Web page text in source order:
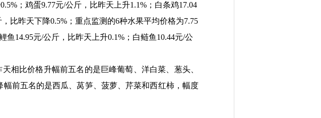
；鸡蛋9.77元/公斤，比昨天上升1.1%；白条鸡17.04
比昨天下降0.5%；重点监测的6种水果平均价格为7.75
鱼14.95元/公斤，比昨天上升0.1%；白鲢鱼10.44元/公
相比价格升幅前五名的是巨峰葡萄、洋白菜、葱头、
幅前五名的是西瓜、莴笋、菠萝、芹菜和西红柿，幅度